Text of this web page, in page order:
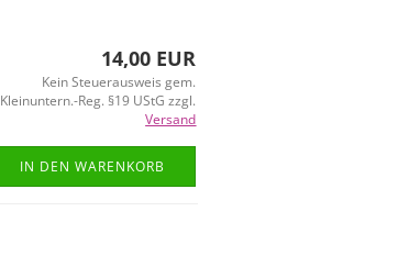
14,00 EUR
Kein Steuerausweis gem.
Kleinuntern.-Reg. §19 UStG zzgl.
Versand
IN DEN WARENKORB